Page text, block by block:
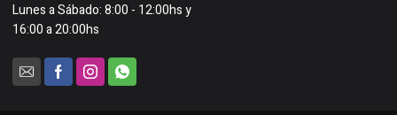
Lunes a Sábado: 8:00 - 12:00hs y
16:00 a 20:00hs